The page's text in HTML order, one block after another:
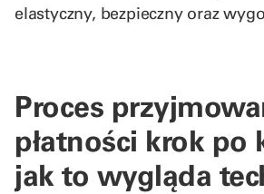
elastyczny, bezpieczny oraz
Proces
płatności krok po
jak to wygląda